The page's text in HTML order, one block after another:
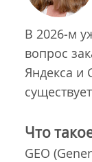
В 2026‐м
вопрос
Яндекса и
Что
GEO